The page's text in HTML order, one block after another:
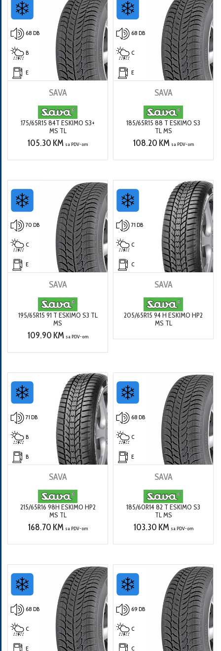
68 DB
B
E
SAVA
175/65R15 84T ESKIMO S3+
MS TL
105.30 KM sa PDV-om
68 DB
C
E
SAVA
185/65R15 88 T ESKIMO S3
TL MS
108.20 KM sa PDV-om
70 DB
C
E
SAVA
195/65R15 91 T ESKIMO S3 TL
MS
109.90 KM sa PDV-om
71 DB
C
C
SAVA
205/65R15 94 H ESKIMO HP2
MS TL
71 DB
B
B
SAVA
215/65R16 98H ESKIMO HP2
MS TL
168.70 KM sa PDV-om
68 DB
C
E
SAVA
185/60R14 82 T ESKIMO S3
TL MS
103.30 KM sa PDV-om
68 DB
C
E
69 DB
C
C